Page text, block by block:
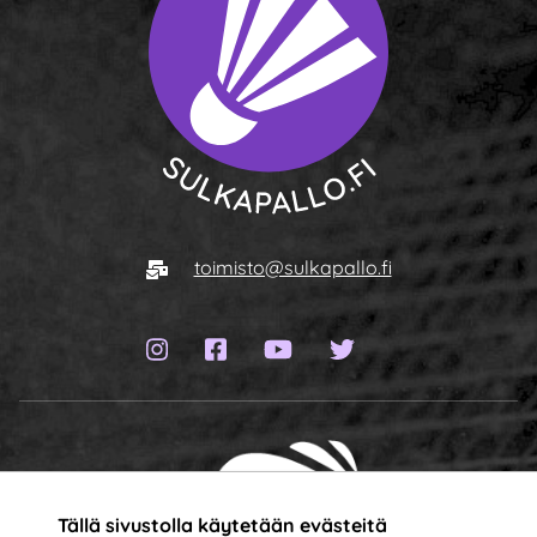
Tällä sivustolla käytetään evästeitä
Sähköposti
toimisto@sulkapallo.fi
Instagram-sivu
Facebook-sivu
YouTube-kanava
Twitter-sivu